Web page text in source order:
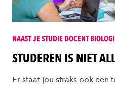
NAAST JE STUDIE DOCENT
STUDEREN IS NIET
Er staat jou straks ook een